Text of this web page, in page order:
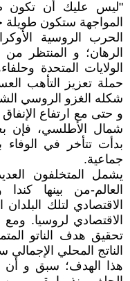
"ليس عليك أن تكون
المواجهة ستكون طويلة
الحرب الروسية
الرهان؛ و المنتظر من
الولايات المتحدة
حملة تعزيز التأهب
شكله الغزو الروسي
و حتى مع ارتفاع
شمال الأطلسي، فإن
بدأت تتأخر في
جماعية.
يشمل المتخلفون
العالم-من بينها كندا
الاقتصادي لتلك البلدان
الاقتصادي لروسيا.
الناتج المحلي الإجمالي
هذا الهدف؛ سبق و